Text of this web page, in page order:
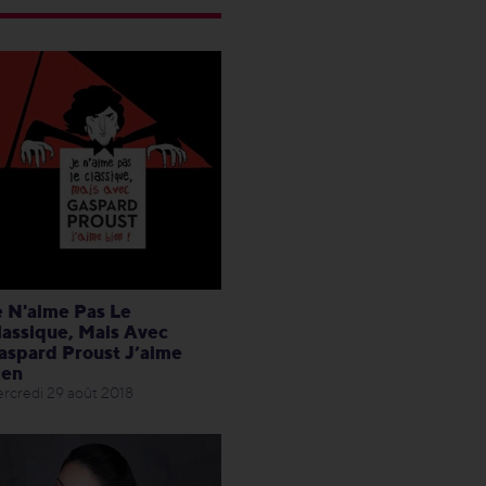
N'aime Pas Le
Mais Avec
Proust J’aime
29 août 2018